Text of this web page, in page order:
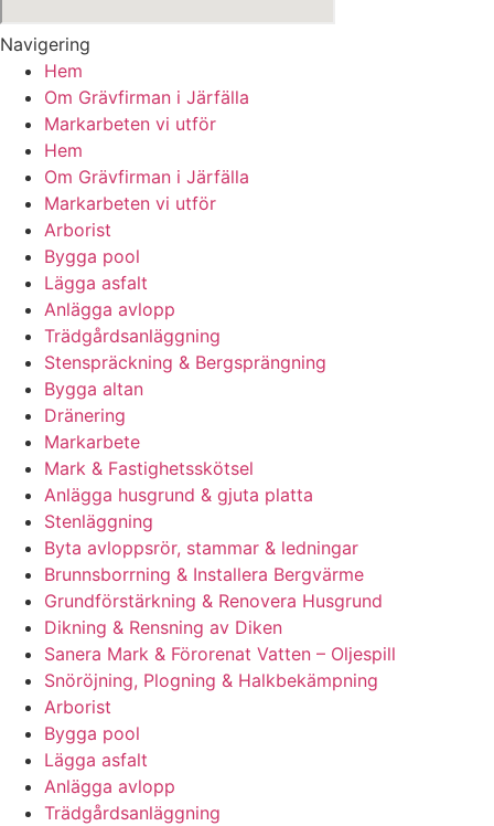
Navigering
Hem
Om Grävfirman i Järfälla
Markarbeten vi utför
Hem
Om Grävfirman i Järfälla
Markarbeten vi utför
Arborist
Bygga pool
Lägga asfalt
Anlägga avlopp
Trädgårdsanläggning
Stenspräckning & Bergsprängning
Bygga altan
Dränering
Markarbete
Mark & Fastighetsskötsel
Anlägga husgrund & gjuta platta
Stenläggning
Byta avloppsrör, stammar & ledningar
Brunnsborrning & Installera Bergvärme
Grundförstärkning & Renovera Husgrund
Dikning & Rensning av Diken
Sanera Mark & Förorenat Vatten – Oljespill
Snöröjning, Plogning & Halkbekämpning
Arborist
Bygga pool
Lägga asfalt
Anlägga avlopp
Trädgårdsanläggning